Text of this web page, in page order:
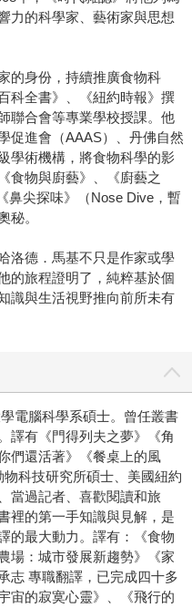
力的科學家、藝術家與思想
的身份，持續推廣食物科
科全書》、《紐約時報》撰
聯合會等專業學校授課。他
促進會（AAAS）、丹佛自然
學術機構，將食物科學的影
食物與廚藝》、《廚藝之
鼻尖探味》（Nose Dive，暫
秘。
洛德．馬基不只是作家或學
的旅程證明了，純粹基於個
識與生活視野推向前所未有
電腦科學系碩士。曾任叢書
譯有《門得列夫之夢》《角
們還活著》《餐桌上的風
科技研究所碩士、美國紐約
當過記者、喜歡閱讀和旅
裡的第一手知識與見解，是
的最大動力。譯有：《食物
場：城市發展新趨勢》《家
志 專職翻譯，已完成四十多
宙的寂寞心靈》、《飛行的